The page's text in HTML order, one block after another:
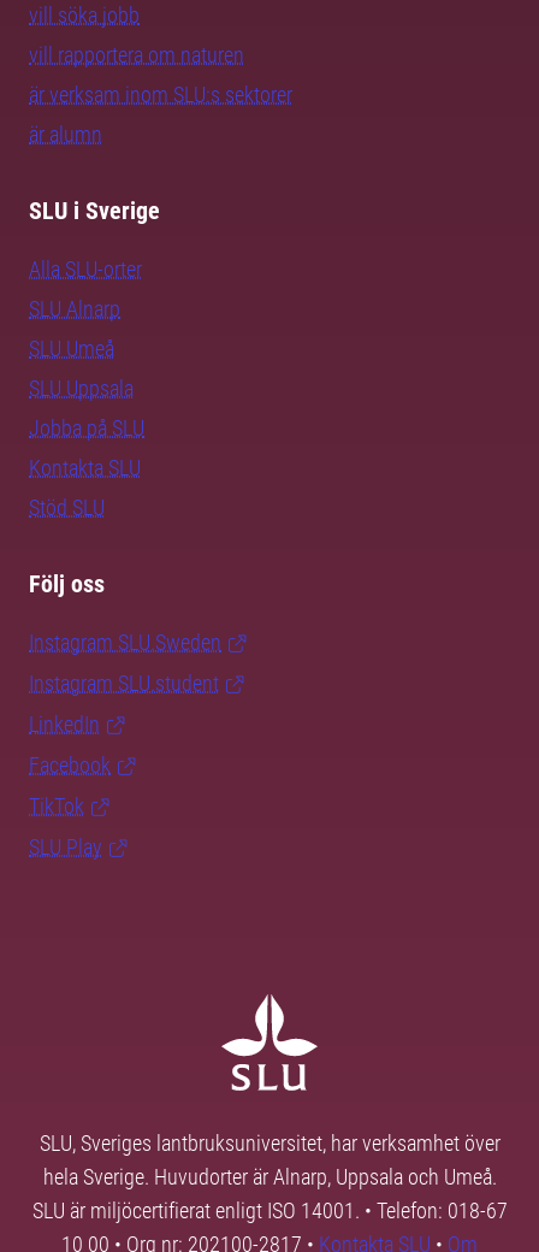
vill söka jobb
vill rapportera om naturen
är verksam inom SLU:s sektorer
är alumn
SLU i Sverige
Alla SLU-orter
SLU Alnarp
SLU Umeå
SLU Uppsala
Jobba på SLU
Kontakta SLU
Stöd SLU
Följ oss
Instagram SLU.Sweden
Instagram SLU.student
LinkedIn
Facebook
TikTok
SLU Play
SLU, Sveriges lantbruksuniversitet, har verksamhet över
hela Sverige. Huvudorter är Alnarp, Uppsala och Umeå.
SLU är miljöcertifierat enligt ISO 14001. • Telefon: 018-67
10 00 • Org nr: 202100-2817 • Kontakta SLU • Om